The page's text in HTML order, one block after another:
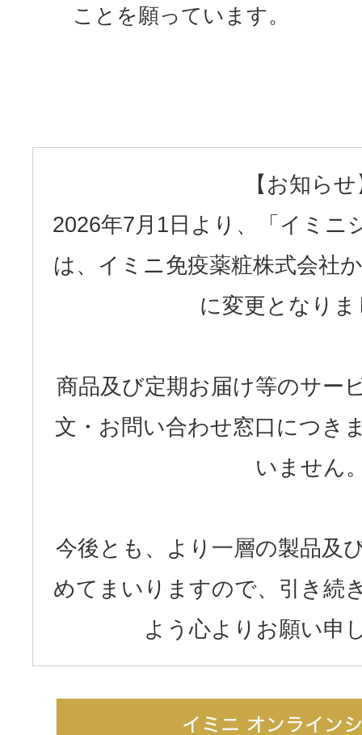
ことを願っています。
【お知ら
2026年7月1日より、「イミニ
は、イミニ免疫薬粧株式会社
に変更となり
商品及び定期お届け等のサー
文・お問い合わせ窓口につき
いません
今後とも、より一層の製品及
めてまいりますので、引き続
よう心よりお願い申